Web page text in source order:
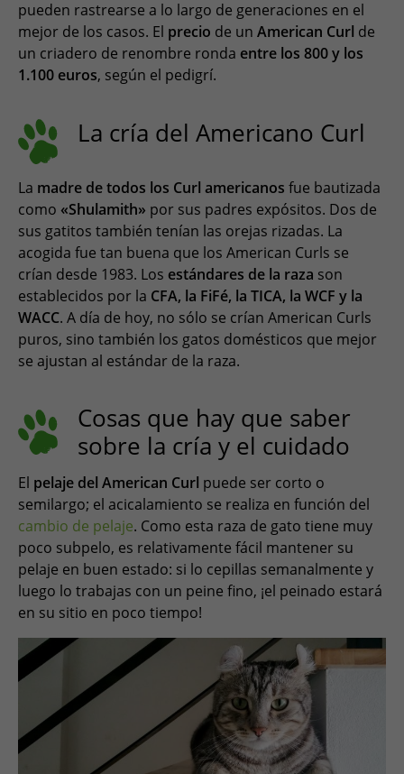
pueden rastrearse a lo largo de generaciones en el
mejor de los casos. El precio de un American Curl de
un criadero de renombre ronda entre los 800 y los
1.100 euros, según el pedigrí.
La cría del Americano Curl
La madre de todos los Curl americanos fue bautizada
como «Shulamith» por sus padres expósitos. Dos de
sus gatitos también tenían las orejas rizadas. La
acogida fue tan buena que los American Curls se
crían desde 1983. Los estándares de la raza son
establecidos por la CFA, la FiFé, la TICA, la WCF y la
WACC. A día de hoy, no sólo se crían American Curls
puros, sino también los gatos domésticos que mejor
se ajustan al estándar de la raza.
Cosas que hay que saber
sobre la cría y el cuidado
El pelaje del American Curl puede ser corto o
semilargo; el acicalamiento se realiza en función del
cambio de pelaje. Como esta raza de gato tiene muy
poco subpelo, es relativamente fácil mantener su
pelaje en buen estado: si lo cepillas semanalmente y
luego lo trabajas con un peine fino, ¡el peinado estará
en su sitio en poco tiempo!